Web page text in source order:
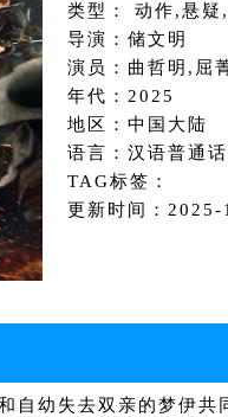
类型： 动作,悬疑
导演：储文明
演员：曲哲明,屈
年代：2025
地区：中国大陆
语言：汉语普通话
TAG标签：
更新时间：
幼失去双亲的梦伊共